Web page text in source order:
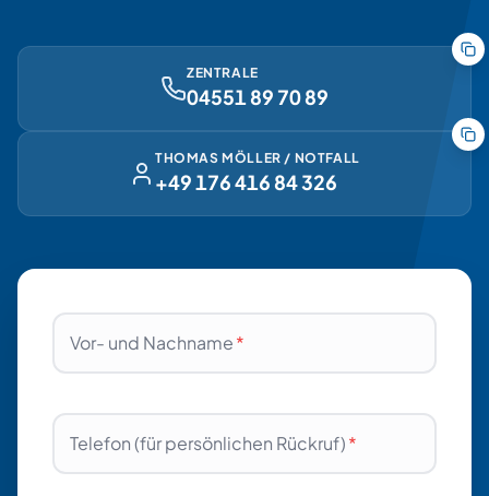
ZENTRALE
04551 89 70 89
THOMAS MÖLLER / NOTFALL
+49 176 416 84 326
Vor- und Nachname*
Telefon (für persönlichen Rückruf)*